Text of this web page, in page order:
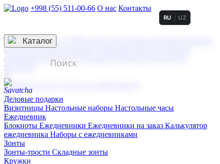
+998 (55) 511-00-66 О нас Контакты
3D гравировка
смолой (Doming)
гравировка твердая
тиснение
RU UZ
☰
Контакты
Каталог
Деловые подарки
Визитницы Настольные наборы Настольные часы
Ежедневник
Блокноты Ежедневники Ежедневники на заказ Калькулятор
ежедневника Наборы с ежедневниками
Зонты
Зонты-трости Складные зонты
Кружки